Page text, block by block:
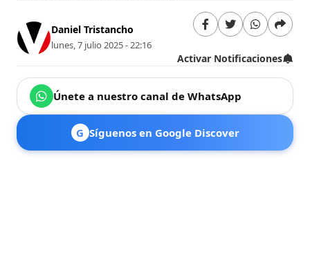
Daniel Tristancho
lunes, 7 julio 2025 - 22:16
Activar Notificaciones
Únete a nuestro canal de WhatsApp
G Síguenos en Google Discover